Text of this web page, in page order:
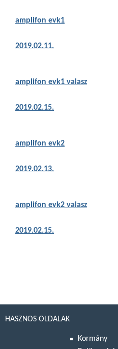
amplifon evk1
2019.02.11.
amplifon evk1 val asz
2019.02.15.
amplifon evk2
2019.02.13.
amplifon evk2 valasz
2019.02.15.
HASZNOS OLDALAK
Kormány